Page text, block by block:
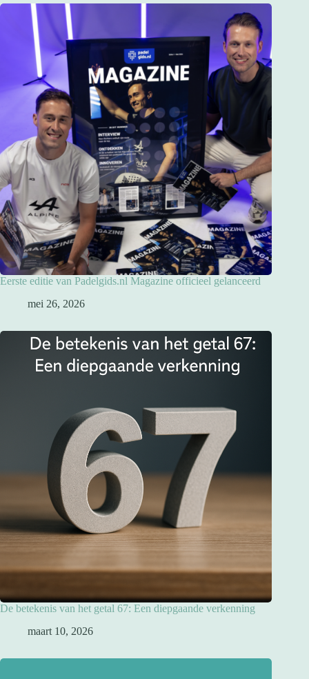
Eerste editie van Padelgids.nl Magazine officieel gelanceerd
mei 26, 2026
De betekenis van het getal 67: Een diepgaande verkenning
maart 10, 2026